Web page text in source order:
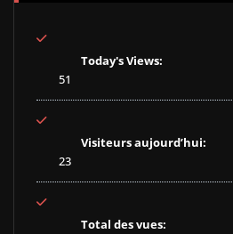
Today's Views:
51
Visiteurs aujourd’hui:
23
Total des vues: